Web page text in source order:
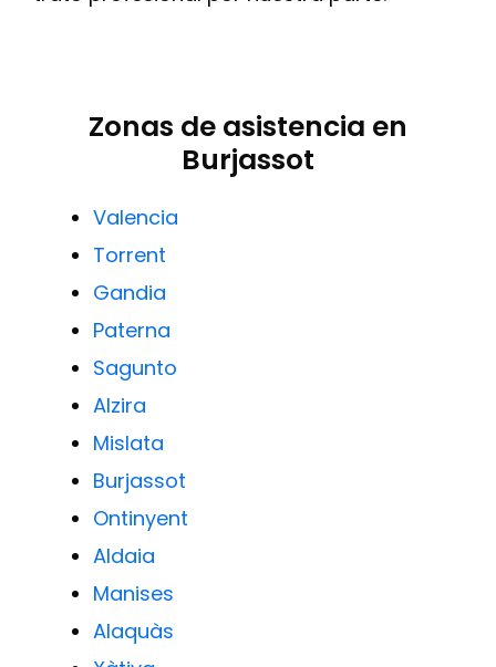
Zonas de asistencia en
Burjassot
Valencia
Torrent
Gandia
Paterna
Sagunto
Alzira
Mislata
Burjassot
Ontinyent
Aldaia
Manises
Alaquàs